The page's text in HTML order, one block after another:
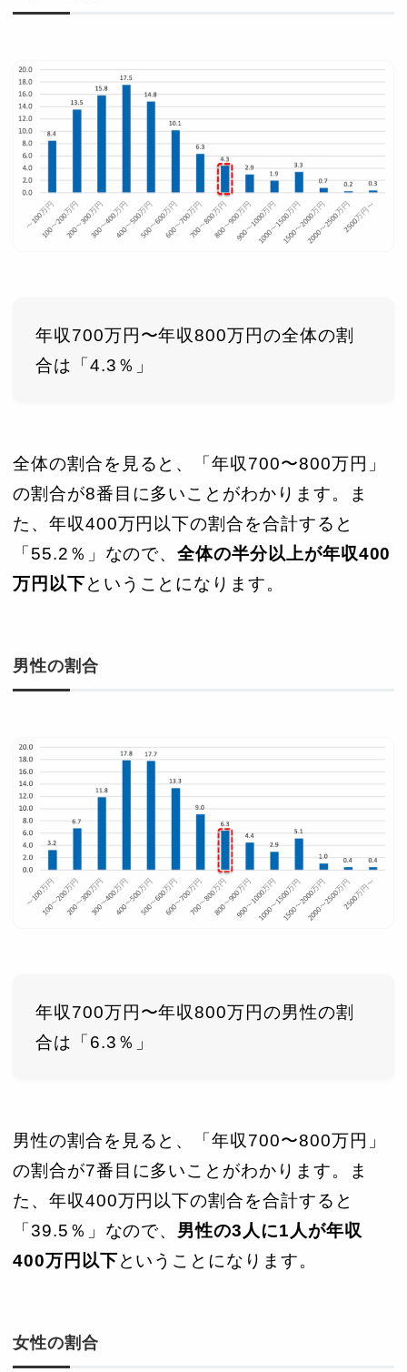
年収700万円〜年収800万円の全体の割
合は「4.3％」
全体の割合を見ると、「年収700〜800万円」
の割合が8番目に多いことがわかります。ま
た、年収400万円以下の割合を合計すると
「55.2％」なので、全体の半分以上が年収400
万円以下ということになります。
男性の割合
年収700万円〜年収800万円の男性の割
合は「6.3％」
男性の割合を見ると、「年収700〜800万円」
の割合が7番目に多いことがわかります。ま
た、年収400万円以下の割合を合計すると
「39.5％」なので、 男性の3人に1人が年収
400万円以下ということになります。
女性の割合